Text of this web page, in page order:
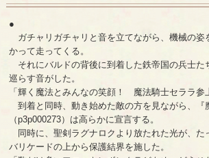
●
ガチャリガチャリと音を立てながら、機械の姿
かって走ってくる。
それにバルドの背後に到着した鉄帝国の兵士た
巡らす音がした。
「輝く魔法とみんなの笑顔！ 魔法騎士セララ参
到着と同時、動き始めた敵の方を見ながら、『
（p3p000273）は高らかに宣言する。
同時に、聖剣ラグナロクより放たれた光が、た
バリケードの上から保護結界を施した。